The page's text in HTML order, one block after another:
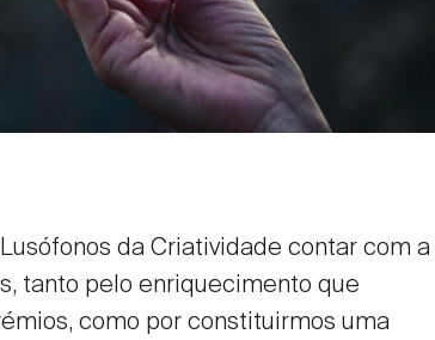
da Criatividade contar com a
tanto pelo enriquecimento que
como por constituirmos uma